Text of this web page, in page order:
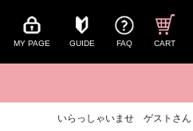
MY PAGE GUIDE FAQ CART
いらっしゃいませ ゲストさん